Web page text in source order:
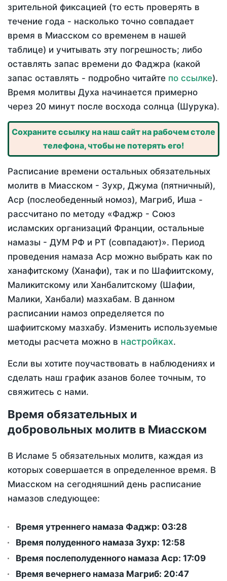
зрительной фиксацией (то есть проверять в
течение года - насколько точно совпадает
время в Миасском со временем в нашей
таблице) и учитывать эту погрешность; либо
оставлять запас времени до Фаджра (какой
запас оставлять - подробно читайте по ссылке).
Время молитвы Духа начинается примерно
через 20 минут после восхода солнца (Шурука).
Сохраните ссылку на наш сайт на рабочем столе
телефона, чтобы не потерять его!
Расписание времени остальных обязательных
молитв в Миасском - Зухр, Джума (пятничный),
Аср (послеобеденный номоз), Магриб, Иша -
рассчитано по методу «Фаджр - Союз
исламских организаций Франции, остальные
намазы - ДУМ РФ и РТ (совпадают)». Период
проведения намаза Аср можно выбрать как по
ханафитскому (Ханафи), так и по Шафиитскому,
Маликитскому или Ханбалитскому (Шафии,
Малики, Ханбали) мазхабам. В данном
расписании намоз определяется по
шафиитскому мазхабу. Изменить используемые
методы расчета можно в настройках.
Если вы хотите поучаствовать в наблюдениях и
сделать наш график азанов более точным, то
свяжитесь с нами.
Время обязательных и
добровольных молитв в Миасском
В Исламе 5 обязательных молитв, каждая из
которых совершается в определенное время. В
Миасском на сегодняшний день расписание
намазов следующее:
Время утреннего намаза Фаджр: 03:28
Время полуденного намаза Зухр: 12:58
Время послеполуденного намаза Аср: 17:09
Время вечернего намаза Магриб: 20:47